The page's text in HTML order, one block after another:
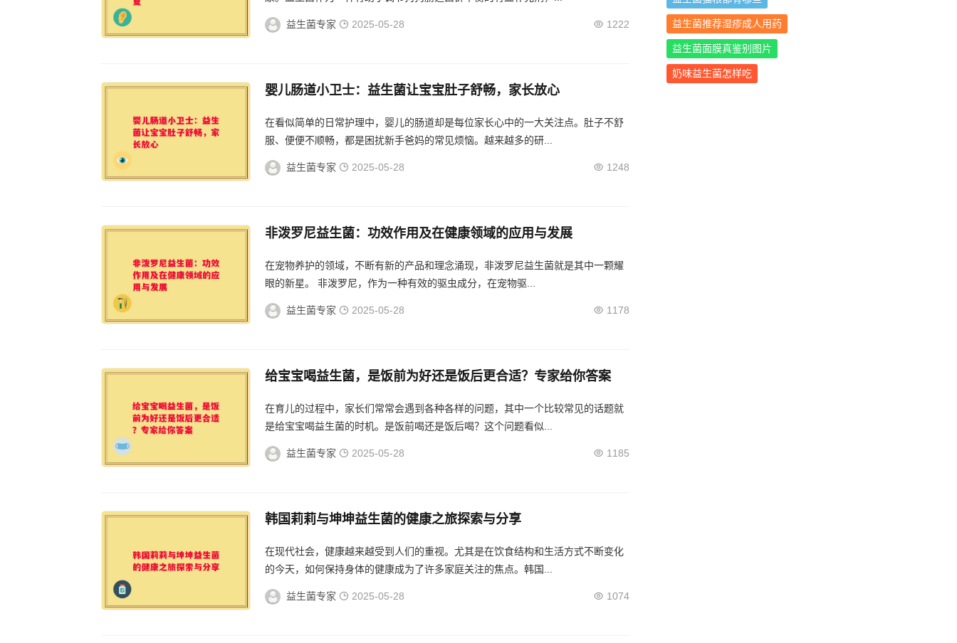
益生菌专家 2025-05-28 1222
婴儿肠道小卫士：益生菌让宝宝肚子舒畅，家长放心
在看似简单的日常护理中，婴儿的肠道却是每位家长心中的一大关注点。肚子不舒
服、便便不顺畅，都是困扰新手爸妈的常见烦恼。越来越多的研...
益生菌专家 2025-05-28 1248
非泼罗尼益生菌：功效作用及在健康领域的应用与发展
在宠物养护的领域，不断有新的产品和理念涌现，非泼罗尼益生菌就是其中一颗耀
眼的新星。 非泼罗尼，作为一种有效的驱虫成分，在宠物驱...
益生菌专家 2025-05-28 1178
给宝宝喝益生菌，是饭前为好还是饭后更合适？专家给你答案
在育儿的过程中，家长们常常会遇到各种各样的问题，其中一个比较常见的话题就
是给宝宝喝益生菌的时机。是饭前喝还是饭后喝？这个问题看似...
益生菌专家 2025-05-28 1185
韩国莉莉与坤坤益生菌的健康之旅探索与分享
在现代社会，健康越来越受到人们的重视。尤其是在饮食结构和生活方式不断变化
的今天，如何保持身体的健康成为了许多家庭关注的焦点。韩国...
益生菌专家 2025-05-28 1074
益生菌推荐湿疹成人用药
益生菌面膜真鉴别图片
奶味益生菌怎样吃